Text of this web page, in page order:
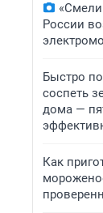
России
Быстро
соспеть
дома —
Как